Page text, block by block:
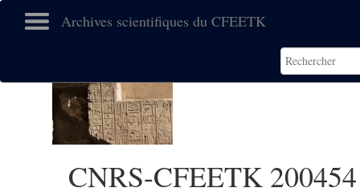
Archives scientifiques du CFEETK
CNRS-CFEETK 200454